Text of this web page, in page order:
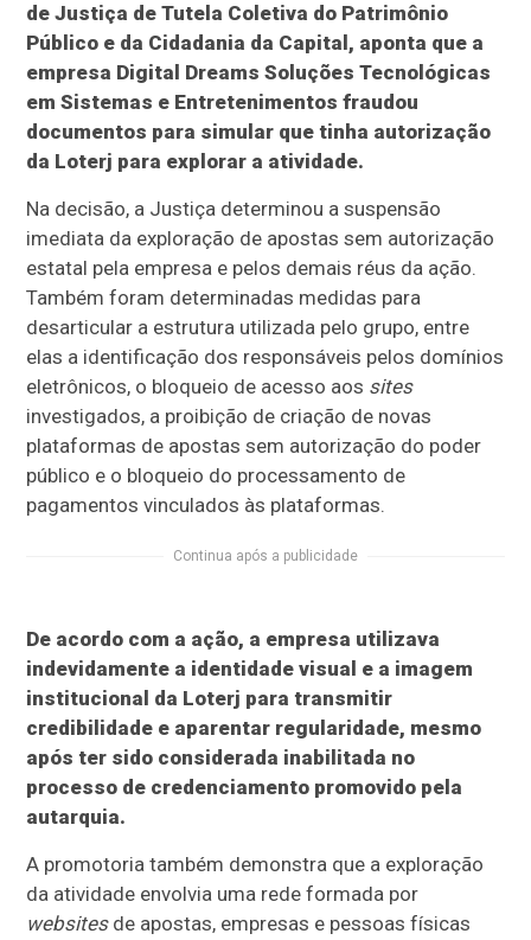
de Justiça de Tutela Coletiva do Patrimônio
Público e da Cidadania da Capital, aponta que a
empresa Digital Dreams Soluções Tecnológicas
em Sistemas e Entretenimentos fraudou
documentos para simular que tinha autorização
da Loterj para explorar a atividade.
Na decisão, a Justiça determinou a suspensão
imediata da exploração de apostas sem autorização
estatal pela empresa e pelos demais réus da ação.
Também foram determinadas medidas para
desarticular a estrutura utilizada pelo grupo, entre
elas a identificação dos responsáveis pelos domínios
eletrônicos, o bloqueio de acesso aos sites
investigados, a proibição de criação de novas
plataformas de apostas sem autorização do poder
público e o bloqueio do processamento de
pagamentos vinculados às plataformas.
Continua após a publicidade
De acordo com a ação, a empresa utilizava
indevidamente a identidade visual e a imagem
institucional da Loterj para transmitir
credibilidade e aparentar regularidade, mesmo
após ter sido considerada inabilitada no
processo de credenciamento promovido pela
autarquia.
A promotoria também demonstra que a exploração
da atividade envolvia uma rede formada por
websitesde apostas, empresas e pessoas físicas